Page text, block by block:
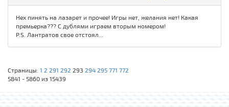
Нех пинять на лазарет и прочее! Игры нет, желания нет! Какая
премьерка??? С дублями играем вторым номером!
P.S. Лантратов свое отстоял...
Страницы: 1 2 291 292 293 294 295 771 772
5841 - 5860 из 15439